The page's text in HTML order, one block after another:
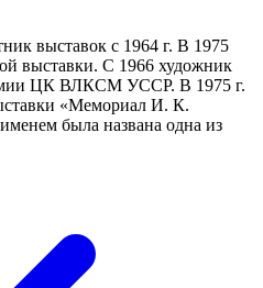
выставок с 1964 г. В 1975
выставки. С 1966 художник
ЦК ВЛКСМ УССР. В 1975 г.
«Мемориал И. К.
была названа одна из